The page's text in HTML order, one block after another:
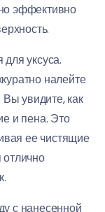
эффективно
уксуса.
налейте
увидите, как
и пена. Это
ее чистящие
отлично
с нанесенной